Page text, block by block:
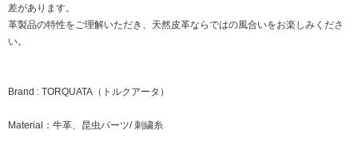
差があります。
革製品の特性をご理解いただき、天然皮革ならではの風合いをお楽しみくださ
い。
Brand : TORQUATA（トルクアータ）
Material：牛革、昆虫パーツ/ 刺繍糸